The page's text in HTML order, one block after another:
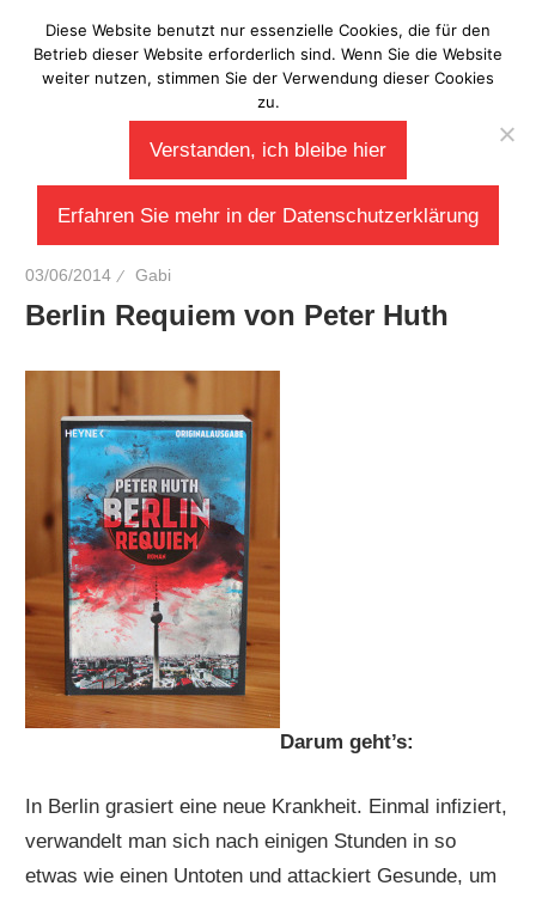
Inhalt
springen
Laberladen
03/06/2014 Gabi
Berlin Requiem von Peter Huth
Darum geht’s:
In Berlin grasiert eine neue Krankheit. Einmal infiziert,
verwandelt man sich nach einigen Stunden in so
etwas wie einen Untoten und attackiert Gesunde, um
Diese Website benutzt nur essenzielle Cookies, die für den
Betrieb dieser Website erforderlich sind. Wenn Sie die Website
weiter nutzen, stimmen Sie der Verwendung dieser Cookies
zu.
Verstanden, ich bleibe hier
Erfahren Sie mehr in der Datenschutzerklärung